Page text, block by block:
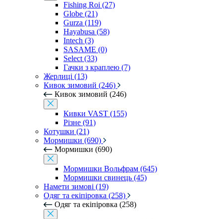
Fishing Roi (27)
Globe (21)
Gurza (119)
Hayabusa (58)
Intech (3)
SASAME (0)
Select (33)
Гачки з краплею (7)
Жерлиці (13)
Кивок зимовий (246)
Кивок зимовий (246)
Кивки VAST (155)
Різне (91)
Котушки (21)
Мормишки (690)
Мормишки (690)
Мормишки Вольфрам (645)
Мормишки свинець (45)
Намети зимові (19)
Одяг та екіпіровка (258)
Одяг та екіпіровка (258)